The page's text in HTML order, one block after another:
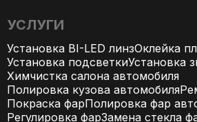
УСЛУГИ
Установка BI-LED линзОклейка
Установка подсветкиУстановка
Химчистка салона автомобиля
Полировка кузова автомобиля
Покраска фарПолировка фар
Регулировка фарЗамена стекла